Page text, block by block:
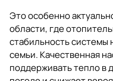
Это особенно
области, где
стабильность
семьи. Качественная
поддерживать тепло в